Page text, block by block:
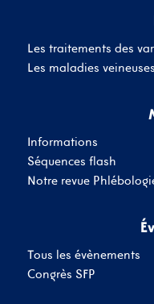
Les traitements des
Les maladies veineuses
Informations
Séquences flash
Notre revue
Tous les évènements
Congrès SFP